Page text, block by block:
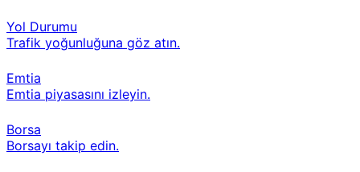
Yol Durumu
Trafik yoğunluğuna göz atın.
Emtia
Emtia piyasasını izleyin.
Borsa
Borsayı takip edin.